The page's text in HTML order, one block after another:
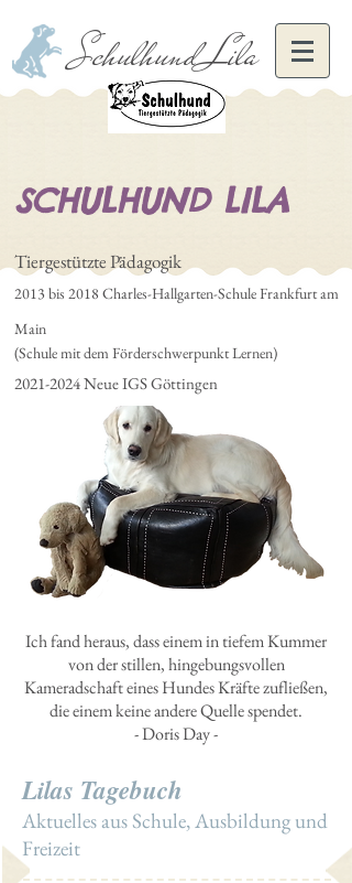
Schulhund Lila
SCHULHUND LILA
Tiergestützte Pädagogik
2013 bis 2018 Charles-Hallgarten-Schule Frankfurt am
Main
(Schule mit dem Förderschwerpunkt Lernen)
2021-2024Neue IGS Göttingen
Ich fand heraus, dass einem in tiefem Kummer
von der stillen, hingebungsvollen
Kameradschaft eines Hundes Kräfte zufließen,
die einem keine andere Quelle spendet.
- Doris Day -
Lilas Tagebuch
Aktuelles aus Schule, Ausbildung und
Freizeit